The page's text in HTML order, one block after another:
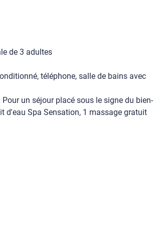
de 3 adultes
téléphone, salle de bains avec
un séjour placé sous le signe du bien-
d'eau Spa Sensation, 1 massage gratuit